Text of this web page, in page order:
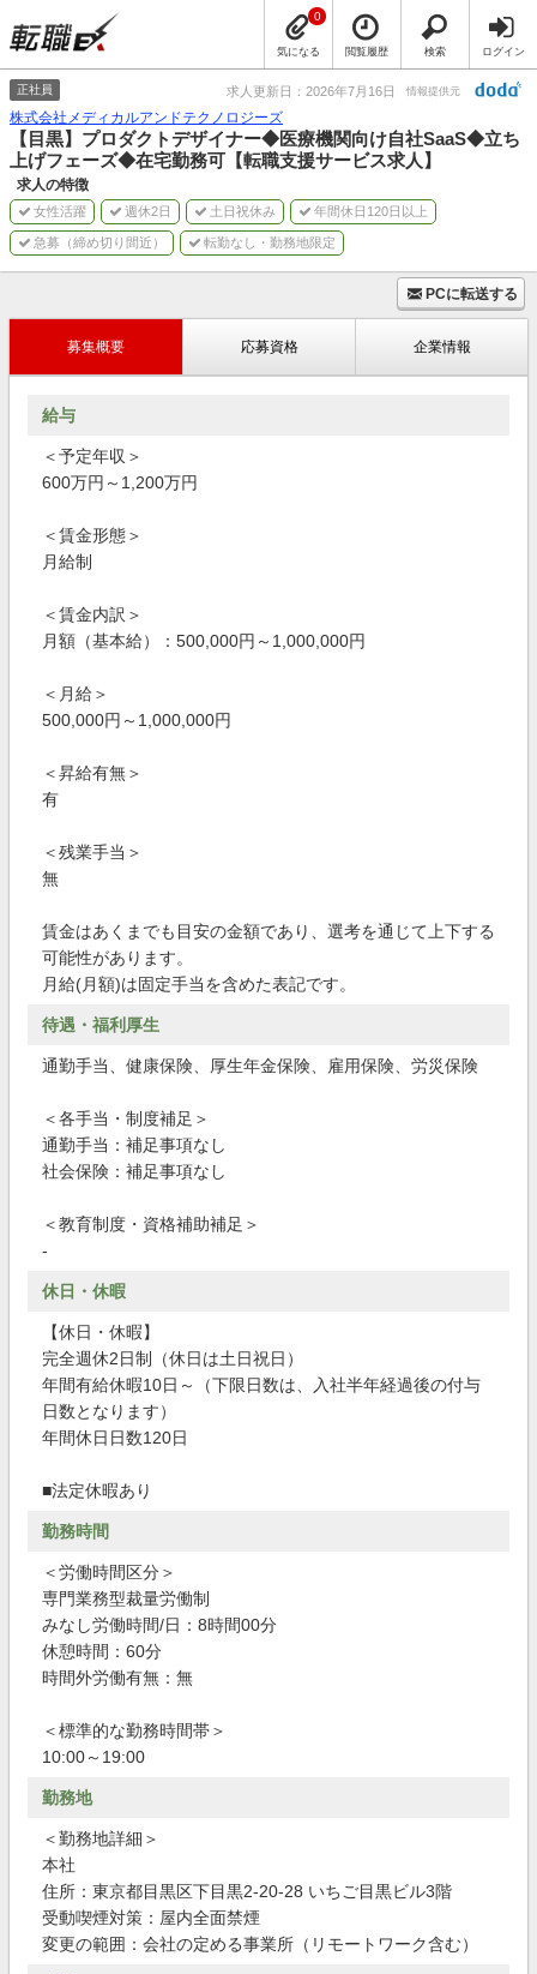
気になる
0
閲覧履歴 検索 ログイン
正社員 求人更新日：2026年7月16日 情報提供元
株式会社メディカルアンドテクノロジーズ
【目黒】プロダクトデザイナー◆医療機関向け自社SaaS◆立ち
上げフェーズ◆在宅勤務可【転職支援サービス求人】
求人の特徴
女性活躍 週休2日 土日祝休み 年間休日120日以上
急募（締め切り間近） 転勤なし・勤務地限定
PCに転送する
募集概要 応募資格 企業情報
給与
＜予定年収＞
600万円～1,200万円
＜賃金形態＞
月給制
＜賃金内訳＞
月額（基本給）：500,000円～1,000,000円
＜月給＞
500,000円～1,000,000円
＜昇給有無＞
有
＜残業手当＞
無
賃金はあくまでも目安の金額であり、選考を通じて上下する
可能性があります。
月給(月額)は固定手当を含めた表記です。
待遇・福利厚生
通勤手当、健康保険、厚生年金保険、雇用保険、労災保険
＜各手当・制度補足＞
通勤手当：補足事項なし
社会保険：補足事項なし
＜教育制度・資格補助補足＞
-
休日・休暇
【休日・休暇】
完全週休2日制（休日は土日祝日）
年間有給休暇10日～（下限日数は、入社半年経過後の付与
日数となります）
年間休日日数120日
■法定休暇あり
勤務時間
＜労働時間区分＞
専門業務型裁量労働制
みなし労働時間/日：8時間00分
休憩時間：60分
時間外労働有無：無
＜標準的な勤務時間帯＞
10:00～19:00
勤務地
＜勤務地詳細＞
本社
住所：東京都目黒区下目黒2-20-28 いちご目黒ビル3階
受動喫煙対策：屋内全面禁煙
変更の範囲：会社の定める事業所（リモートワーク含む）